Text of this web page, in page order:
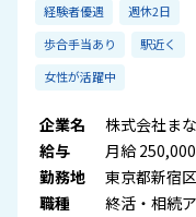
経験者優遇
週休2日
歩合手当あり
駅近く
女性が活躍中
企業名
株式会社ま
給与
月給
勤務地
東京都新宿
職種
終活・相続